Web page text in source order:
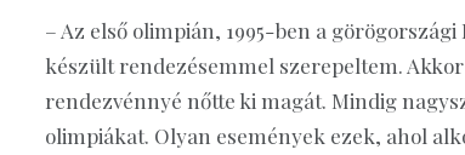
– Az első olimpián, 1995-ben a
készült rendezésemmel szerepeltem.
rendezvénnyé nőtte ki magát. Mindig
olimpiákat. Olyan események ezek, ahol